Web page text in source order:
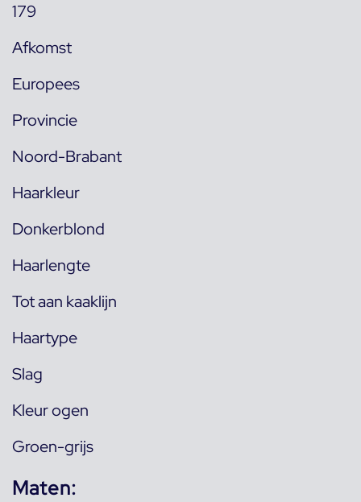
179
Afkomst
Europees
Provincie
Noord-Brabant
Haarkleur
Donkerblond
Haarlengte
Tot aan kaaklijn
Haartype
Slag
Kleur ogen
Groen-grijs
Maten: